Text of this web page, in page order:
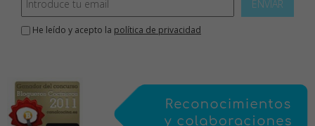
Mambo Menús de Navidad
Panes y
bolleria
Pasta Pescados Picoteo
Thermomix Turrones Verduras